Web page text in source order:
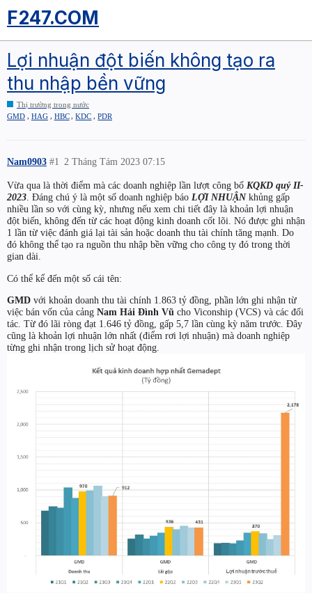
F247.COM
Lợi nhuận đột biến không tạo ra
thu nhập bền vững
Thị trường trong nước
GMD
HAG HBC ,KDC ,PDR
Nam0903 2 Tháng Tám 2023 07:15
#1
Vừa qua là thời điểm mà các doanh nghiệp lần lượt công bố KQKD quý II-
2023. Đáng chú ý là một số doanh nghiệp báo LỢI NHUẬNkhủng gấp
nhiều lần so với cùng kỳ, nhưng nếu xem chi tiết đây là khoản lợi nhuận
đột biến, không đến từ các hoạt động kinh doanh cốt lõi. Nó được ghi nhận
1 lần từ việc đánh giá lại tài sản hoặc doanh thu tài chính tăng mạnh. Do
đó không thể tạo ra nguồn thu nhập bền vững cho công ty đó trong thời
gian dài.
Có thể kể đến một số cái tên:
GMD với khoản doanh thu tài chính 1.863 tỷ đồng, phần lớn ghi nhận từ
việc bán vốn của cảng Nam Hải Đình Vũ cho Viconship (VCS) và các đối
tác. Từ đó lãi ròng đạt 1.646 tỷ đồng, gấp 5,7 lần cùng kỳ năm trước. Đây
cũng là khoản lợi nhuận lớn nhất (điểm rơi lợi nhuận) mà doanh nghiệp
từng ghi nhận trong lịch sử hoạt động.